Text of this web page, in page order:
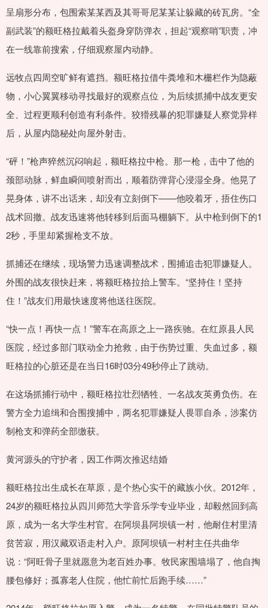
呈扇形分布，包围索某某西及其哥哥尼某某让躲藏的砖瓦房。“全
副武装”的额旺格拉戴着头盔身穿防弹衣，担起“观察哨”职责，冲
在一线靠前搜索，仔细观察屋内动静。
远牧点四周空旷鲜有遮挡。额旺格拉借牛粪堆和木栅栏作为隐蔽
物，小心翼翼移动寻找最好的观察点位，为后续抓捕中战友更安
全、过程更顺利创造有利条件。狡猾残暴的犯罪嫌疑人察觉异样
后，从屋内隐秘处向屋外射击。
“砰！”枪声猝然沉闷响起，额旺格拉中枪。那一枪，击中了他的
颈部动脉，鲜血瞬间喷射而出，顺着防弹背心浸湿全身。他晃了
晃身体，讲不出话来，却没有立刻倒下——他咬着牙，捂住伤口
战术回撤。战友迅速将他转移到后面马棚躺下。从中枪到倒下的1
2秒，手里却紧握枪支不放。
抓捕还在继续，现场警力迅速调整战术，围捕追击犯罪嫌疑人。
外围的战友很快赶来，将额旺格拉抬上警车。“坚持住！坚持
住！”战友们用最快速度将他送往医院。
“快一点！再快一点！”警车在高原之上一路疾驰。在红原县人民
医院，经过多部门联动全力抢救，由于伤势过重、失血过多，额
旺格拉的心脏还是在当日16时03分49秒停止了跳动。
在这场抓捕行动中，额旺格拉壮烈牺牲、一名战友英勇负伤。在
警方全力追缉和合围搜捕中，两名犯罪嫌疑人畏罪自杀，涉案仿
制枪支和弹药全部缴获。
黄河源头的守护者，因工作两次推迟结婚
额旺格拉出生成长在草原，是个热心实干的藏族小伙。2012年，
24岁的额旺格拉从四川师范大学音乐学专业毕业，却毅然回到高
原，成为一名大学生村官。在阿坝县阿坝镇一村，他耐住村里清
贫苦寂，用汉藏双语走村入户。原阿坝镇一村村主任共曲华
说：“阿旺骨子里就愿意为老百姓办事。牧民家围墙塌了，他自掏
腰包修好；孤寡老人住院，他忙前忙后跑手续……”